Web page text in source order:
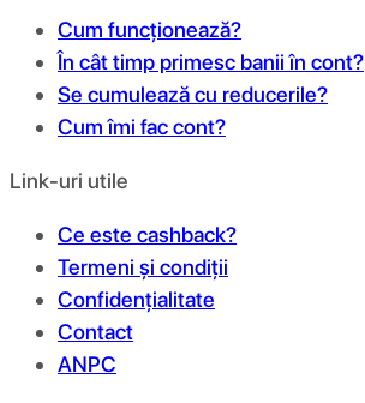
Cum funcționează?
În cât timp primesc banii în cont?
Se cumulează cu reducerile?
Cum îmi fac cont?
Link-uri utile
Ce este cashback?
Termeni și condiții
Confidențialitate
Contact
ANPC